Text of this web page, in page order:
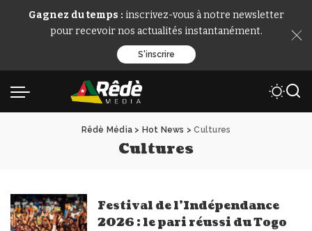
Gagnez du temps : inscrivez-vous à notre newsletter
pour recevoir nos actualités instantanément.
S'inscrire
Rêdè Média > Hot News >Cultures
Cultures
Festival de l’Indépendance
2026 : le pari réussi du Togo